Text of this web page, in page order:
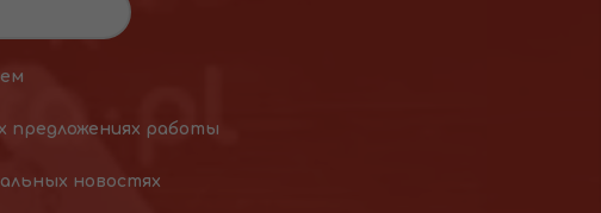
предложениях работы
новостях